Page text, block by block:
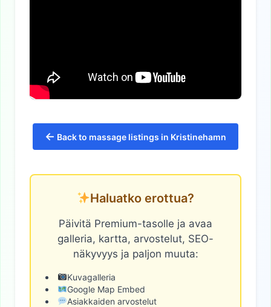
← Back to massage listings in Kristinehamn
Haluatko erottua?
Päivitä Premium-tasolle ja avaa
galleria, kartta, arvostelut, SEO-
näkyvyys ja paljon muuta:
Kuvagalleria
Google Map Embed
Asiakkaiden arvostelut